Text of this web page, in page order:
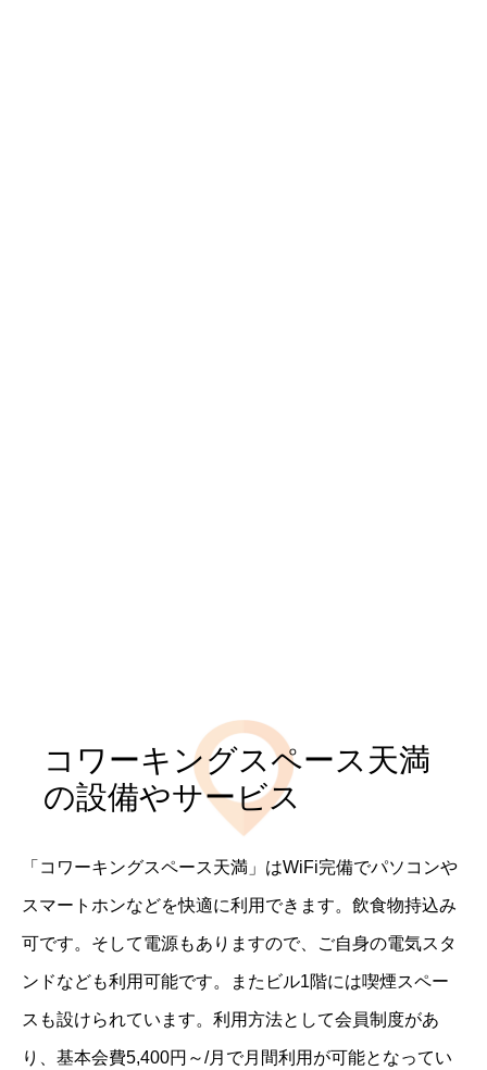
コワーキングスペース天満
の設備やサービス
「コワーキングスペース天満」はWiFi完備でパソコンや
スマートホンなどを快適に利用できます。飲食物持込み
可です。そして電源もありますので、ご自身の電気スタ
ンドなども利用可能です。またビル1階には喫煙スペー
スも設けられています。利用方法として会員制度があ
り、基本会費5,400円～/月で月間利用が可能となってい